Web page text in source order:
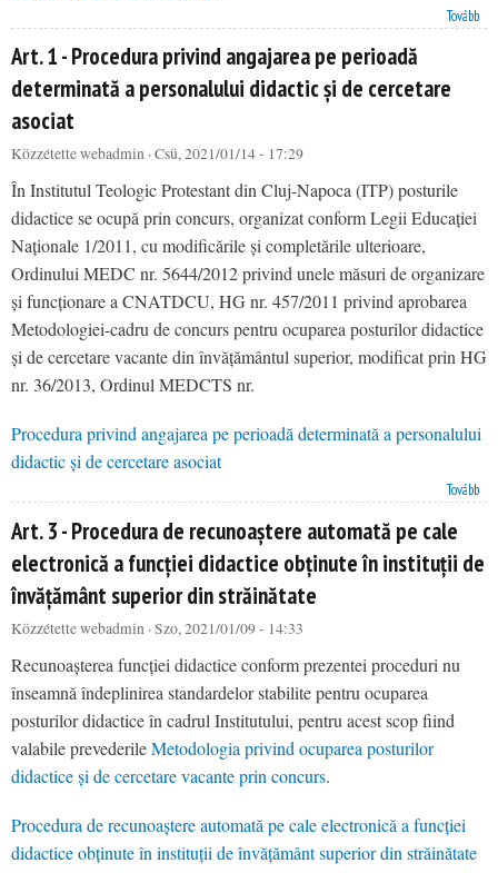
Tovább
Art. 4 - Procedura privind angajarea pe perioadă determinată a personalului didactic și de cercetare
asociat
Art. 1 - Procedura privind angajarea pe perioadă
determinată a personalului didactic și de cercetare
asociat
Közzétettewebadmin · Csü, 2021/01/14 - 17:29
În Institutul Teologic Protestant din Cluj-Napoca (ITP) posturile
didactice se ocupă prin concurs, organizat conform Legii Educației
Naționale 1/2011, cu modificările și completările ulterioare,
Ordinului MEDC nr. 5644/2012 privind unele măsuri de organizare
și funcționare a CNATDCU, HG nr. 457/2011 privind aprobarea
Metodologiei-cadru de concurs pentru ocuparea posturilor didactice
și de cercetare vacante din învățământul superior, modificat prin HG
nr. 36/2013, Ordinul MEDCTS nr.
Procedura privind angajarea pe perioadă determinată a personalului
didactic și de cercetare asociat
Tovább
Art. 1 - Procedura privind angajarea pe perioadă determinată a personalului didactic și de cercetare
asociat
Art. 3 - Procedura de recunoaștere automată pe cale
electronică a funcției didactice obținute în instituții de
învățământ superior din străinătate
Közzétettewebadmin · Szo, 2021/01/09 - 14:33
Recunoașterea funcției didactice conform prezentei proceduri nu
înseamnă îndeplinirea standardelor stabilite pentru ocuparea
posturilor didactice în cadrul Institutului, pentru acest scop fiind
valabile prevederileMetodologia privind ocuparea posturilor
didactice și de cercetare vacante prin concurs.
Procedura de recunoaștere automată pe cale electronică a funcției
didactice obținute în instituții de învățământ superior din străinătate